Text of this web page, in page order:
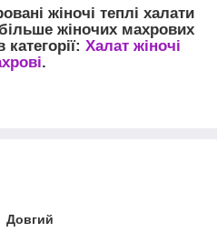
жіночі теплі халати
жіночих махрових
Халат жіночі
.
Довгий